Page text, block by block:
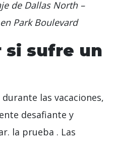
de Dallas North –
Park Boulevard
si sufre un
las vacaciones,
desafiante y
la prueba . Las